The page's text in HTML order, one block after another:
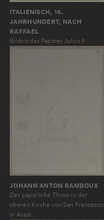
ITALIENISCH, 16.
JAHRHUNDERT, NACH
RAFFAEL
Bildnis des Papstes Julius II.
JOHANN ANTON RAMBOUX
Der päpstliche Thron in der
oberen Kirche von San Francesco
in Assisi